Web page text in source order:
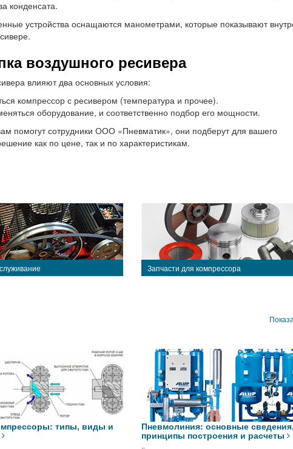
конденсата.
устройства оснащаются манометрами, которые показывают
воздушного ресивера
влияют два основных условия:
компрессор с ресивером (температура и прочее).
оборудование, и соответственно подбор его мощности.
помогут сотрудники ООО «Пневматик», они подберут для вашего
как по цене, так и по характеристикам.
Запчасти для компрессора
типы, виды и Пневмолиния: основные
принципы построения и расчеты